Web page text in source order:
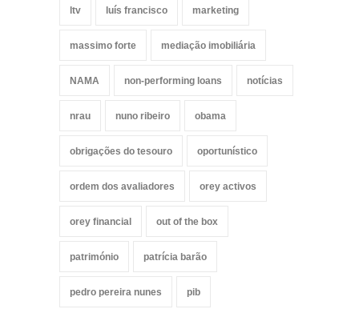
ltv luís francisco marketing
massimo forte mediação imobiliária
NAMA non-performing loans notícias
nrau nuno ribeiro obama
obrigações do tesouro oportunístico
ordem dos avaliadores orey activos
orey financial out of the box
património patrícia barão
pedro pereira nunes pib